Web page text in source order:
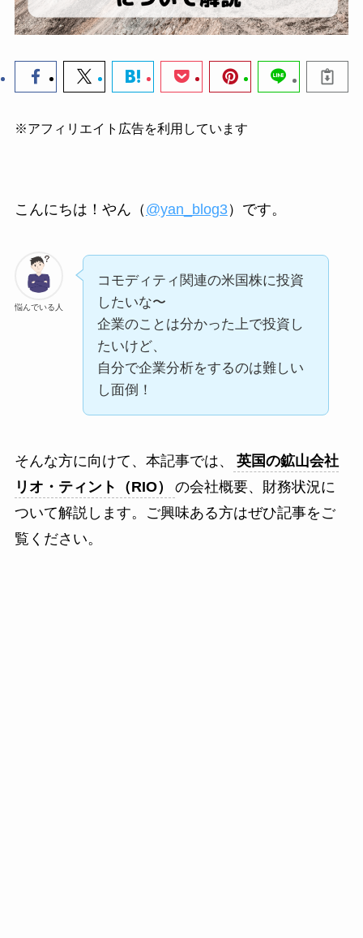
※アフィリエイト広告を利用しています
こんにちは！やん（ @yan_blog3）です。
悩んでいる人
コモディティ関連の米国株に投資
したいな〜
企業のことは分かった上で投資し
たいけど、
自分で企業分析をするのは難しい
し面倒！
そんな方に向けて、本記事では、
英国の鉱山会社
リオ・ティント（RIO）
の会社概要、財務状況に
ついて解説します。ご興味ある方はぜひ記事をご
覧ください。